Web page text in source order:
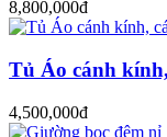
8,800,000đ
Tủ Áo cánh
4,500,000đ